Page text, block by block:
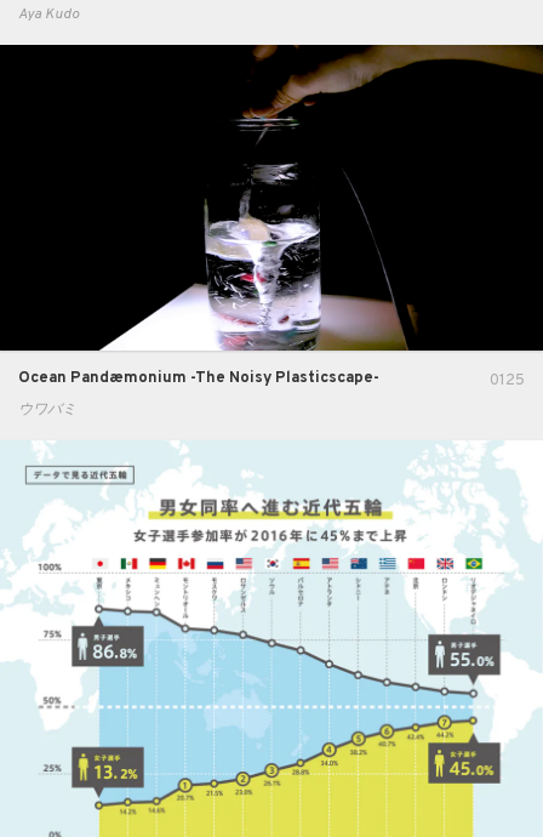
Aya Kudo
0125
Ocean Pandæmonium -The Noisy Plasticscape-
ウワバミ